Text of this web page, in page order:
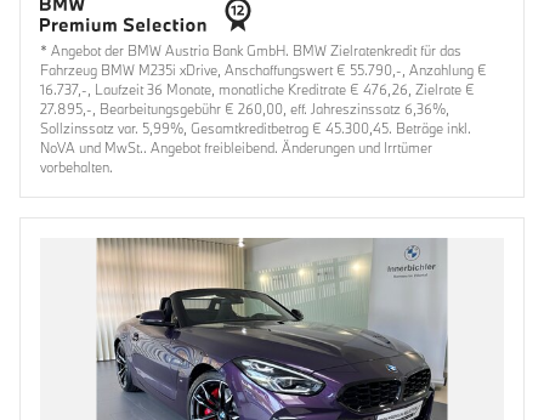
* Angebot der BMW Austria Bank GmbH. BMW Zielratenkredit für das
Fahrzeug BMW M235i xDrive, Anschaffungswert € 55.790,-, Anzahlung €
16.737,-, Laufzeit 36 Monate, monatliche Kreditrate € 476,26, Zielrate €
27.895,-, Bearbeitungsgebühr € 260,00, eff. Jahreszinssatz 6,36%,
Sollzinssatz var. 5,99%, Gesamtkreditbetrag € 45.300,45. Beträge inkl.
NoVA und MwSt.. Angebot freibleibend. Änderungen und Irrtümer
vorbehalten.